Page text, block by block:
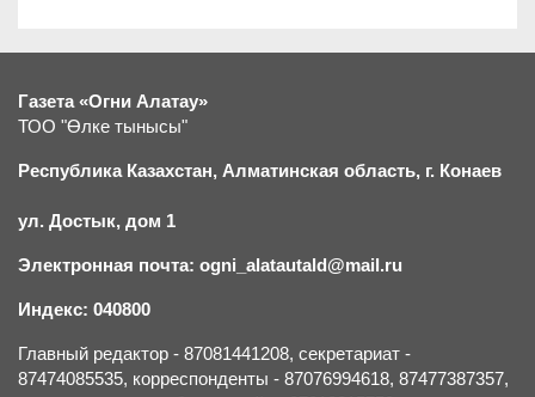
Газета «Огни Алатау»
ТОО "Өлке тынысы"
Республика Казахстан, Алматинская область, г. Конаев
ул. Достык, дом 1
Электронная почта: ogni_alatautald@mail.ru
Индекс: 040800
Главный редактор - 87081441208, секретариат -
87474085535, корреспонденты - 87076994618, 87477387357,